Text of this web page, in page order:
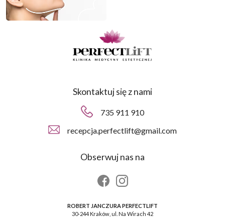
Skontaktuj się z nami
735 911 910
recepcja.perfectlift@gmail.com
Obserwuj nas na
ROBERT JANCZURA PERFECTLIFT
30-244 Kraków, ul. Na Wirach 42